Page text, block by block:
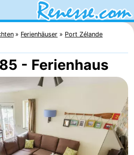
Ferienhäuser
Port Zélande
- Ferienhaus